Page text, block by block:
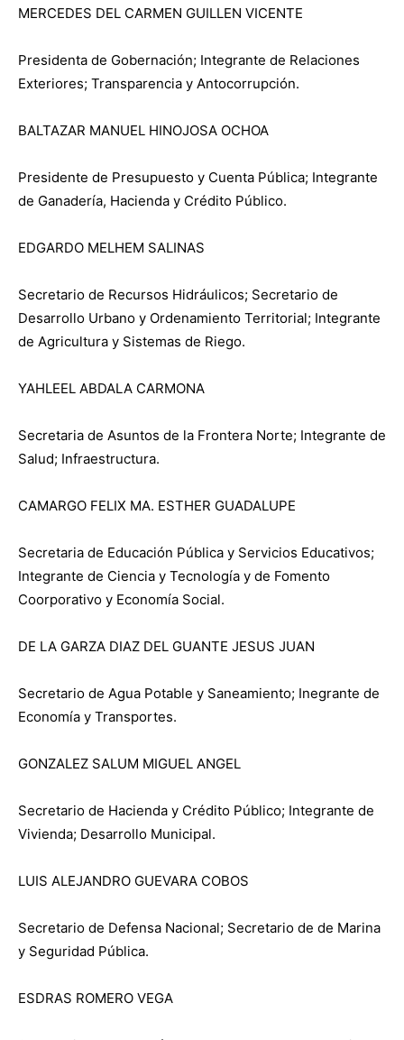
MERCEDES DEL CARMEN GUILLEN VICENTE
Presidenta de Gobernación; Integrante de Relaciones
Exteriores; Transparencia y Antocorrupción.
BALTAZAR MANUEL HINOJOSA OCHOA
Presidente de Presupuesto y Cuenta Pública; Integrante
de Ganadería, Hacienda y Crédito Público.
EDGARDO MELHEM SALINAS
Secretario de Recursos Hidráulicos; Secretario de
Desarrollo Urbano y Ordenamiento Territorial; Integrante
de Agricultura y Sistemas de Riego.
YAHLEEL ABDALA CARMONA
Secretaria de Asuntos de la Frontera Norte; Integrante de
Salud; Infraestructura.
CAMARGO FELIX MA. ESTHER GUADALUPE
Secretaria de Educación Pública y Servicios Educativos;
Integrante de Ciencia y Tecnología y de Fomento
Coorporativo y Economía Social.
DE LA GARZA DIAZ DEL GUANTE JESUS JUAN
Secretario de Agua Potable y Saneamiento; Inegrante de
Economía y Transportes.
GONZALEZ SALUM MIGUEL ANGEL
Secretario de Hacienda y Crédito Público; Integrante de
Vivienda; Desarrollo Municipal.
LUIS ALEJANDRO GUEVARA COBOS
Secretario de Defensa Nacional; Secretario de de Marina
y Seguridad Pública.
ESDRAS ROMERO VEGA